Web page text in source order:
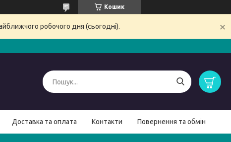
Кошик
робочого дня (сьогодні).
Доставка та оплата Контакти Повернення та обмін